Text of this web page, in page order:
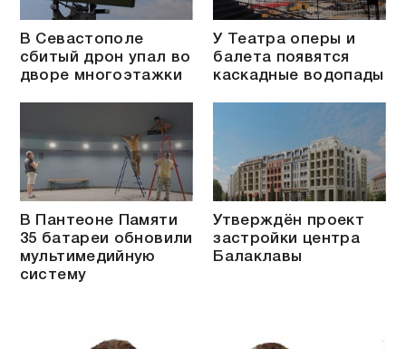
В Севастополе
сбитый дрон упал во
дворе многоэтажки
У Театра оперы и
балета появятся
каскадные водопады
В Пантеоне Памяти
35 батареи обновили
мультимедийную
систему
Утверждён проект
застройки центра
Балаклавы